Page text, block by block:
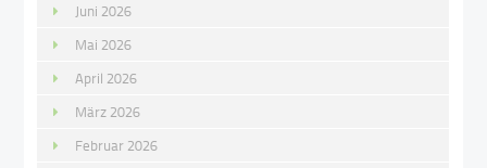
Juni 2026
Mai 2026
April 2026
März 2026
Februar 2026